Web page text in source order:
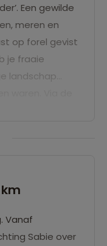
Een gewilde
meren en
op forel gevist
je fraaie
landschap
Vanaf
Sabie over